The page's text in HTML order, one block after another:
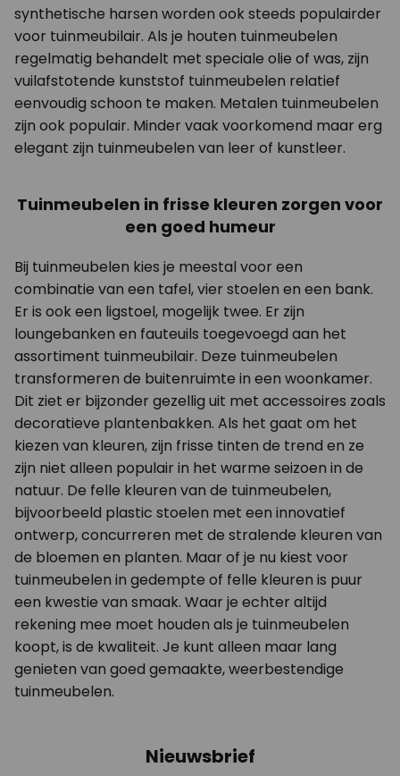
synthetische harsen worden ook steeds populairder
voor tuinmeubilair. Als je houten tuinmeubelen
regelmatig behandelt met speciale olie of was, zijn
vuilafstotende kunststof tuinmeubelen relatief
eenvoudig schoon te maken. Metalen tuinmeubelen
zijn ook populair. Minder vaak voorkomend maar erg
elegant zijn tuinmeubelen van leer of kunstleer.
Tuinmeubelen in frisse kleuren zorgen voor
een goed humeur
Bij tuinmeubelen kies je meestal voor een
combinatie van een tafel, vier stoelen en een bank.
Er is ook een ligstoel, mogelijk twee. Er zijn
loungebanken en fauteuils toegevoegd aan het
assortiment tuinmeubilair. Deze tuinmeubelen
transformeren de buitenruimte in een woonkamer.
Dit ziet er bijzonder gezellig uit met accessoires zoals
decoratieve plantenbakken. Als het gaat om het
kiezen van kleuren, zijn frisse tinten de trend en ze
zijn niet alleen populair in het warme seizoen in de
natuur. De felle kleuren van de tuinmeubelen,
bijvoorbeeld plastic stoelen met een innovatief
ontwerp, concurreren met de stralende kleuren van
de bloemen en planten. Maar of je nu kiest voor
tuinmeubelen in gedempte of felle kleuren is puur
een kwestie van smaak. Waar je echter altijd
rekening mee moet houden als je tuinmeubelen
koopt, is de kwaliteit. Je kunt alleen maar lang
genieten van goed gemaakte, weerbestendige
tuinmeubelen.
Nieuwsbrief